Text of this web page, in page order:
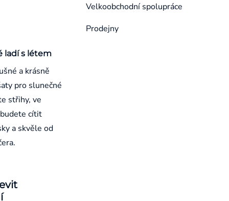
ladí s létem
a krásně
pro slunečné
střihy, ve
cítit
a skvěle od
Velkoobchodní spolupráce
Prodejny